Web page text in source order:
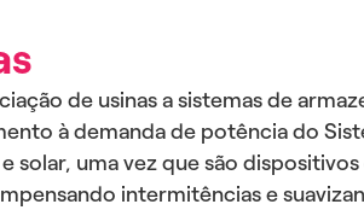
de usinas a sistemas de
à demanda de potência do
solar, uma vez que são
intermitências e